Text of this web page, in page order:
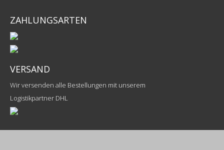
ZAHLUNGSARTEN
VERSAND
Wir versenden alle Bestellungen mit unserem
Logistikpartner DHL